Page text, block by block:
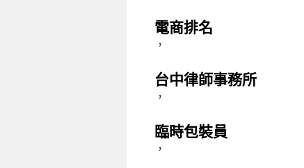
電商排名
，
台中律師事務所
，
臨時包裝員
，